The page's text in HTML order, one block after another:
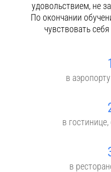
удовольствием, не
По окончании
чувствовать
в
в гостинице,
в